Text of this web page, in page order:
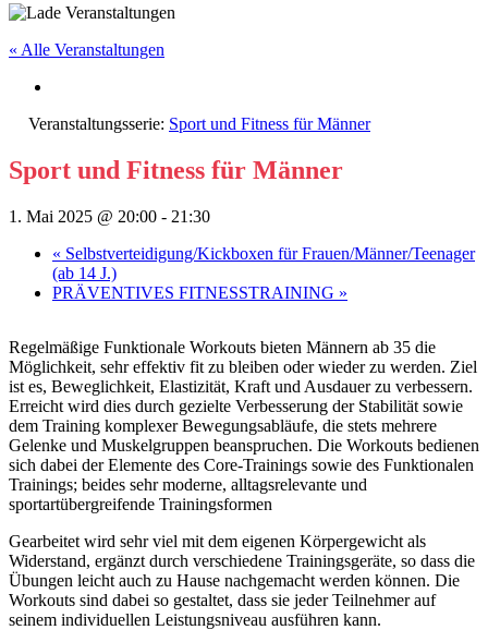
« Alle Veranstaltungen
Veranstaltungsserie: Sport und Fitness für Männer
Sport und Fitness für Männer
1. Mai 2025 @ 20:00 - 21:30
« Selbstverteidigung/Kickboxen für Frauen/Männer/Teenager
(ab 14 J.)
PRÄVENTIVES FITNESSTRAINING »
Regelmäßige Funktionale Workouts bieten Männern ab 35 die
Möglichkeit, sehr effektiv fit zu bleiben oder wieder zu werden. Ziel
ist es, Beweglichkeit, Elastizität, Kraft und Ausdauer zu verbessern.
Erreicht wird dies durch gezielte Verbesserung der Stabilität sowie
dem Training komplexer Bewegungsabläufe, die stets mehrere
Gelenke und Muskelgruppen beanspruchen. Die Workouts bedienen
sich dabei der Elemente des Core-Trainings sowie des Funktionalen
Trainings; beides sehr moderne, alltagsrelevante und
sportartübergreifende Trainingsformen
Gearbeitet wird sehr viel mit dem eigenen Körpergewicht als
Widerstand, ergänzt durch verschiedene Trainingsgeräte, so dass die
Übungen leicht auch zu Hause nachgemacht werden können. Die
Workouts sind dabei so gestaltet, dass sie jeder Teilnehmer auf
seinem individuellen Leistungsniveau ausführen kann.